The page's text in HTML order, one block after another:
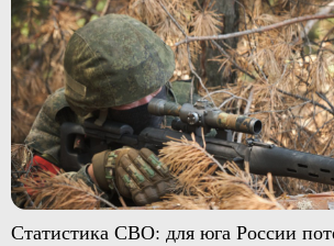
Статистика СВО: для юга России